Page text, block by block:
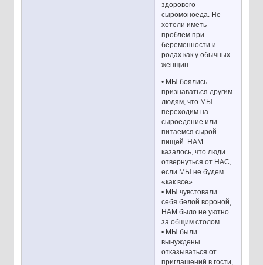
здорового
сыромоноеда. Не
хотели иметь
проблем при
беременности и
родах как у обычных
женщин.
• МЫ боялись
признаваться другим
людям, что МЫ
переходим на
сыроедение или
питаемся сырой
пищей. НАМ
казалось, что люди
отвернуться от НАС,
если МЫ не будем
«как все».
• МЫ чувстовали
себя белой вороной,
НАМ было не уютно
за общим столом.
• МЫ были
вынуждены
отказываться от
приглашений в гости,